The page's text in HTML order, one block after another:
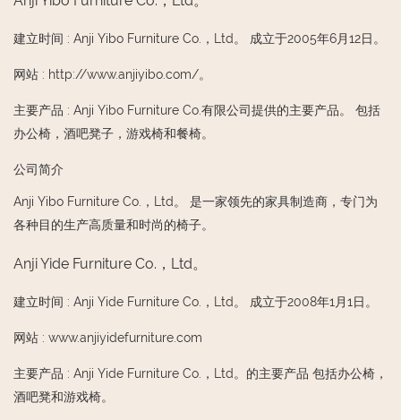
建立时间 : Anji Yibo Furniture Co.，Ltd。 成立于2005年6月12日。
网站 : http://www.anjiyibo.com/。
主要产品 : Anji Yibo Furniture Co.有限公司提供的主要产品。 包括
办公椅，酒吧凳子，游戏椅和餐椅。
公司简介
Anji Yibo Furniture Co.，Ltd。 是一家领先的家具制造商，专门为
各种目的生产高质量和时尚的椅子。
Anji Yide Furniture Co.，Ltd。
建立时间 : Anji Yide Furniture Co.，Ltd。 成立于2008年1月1日。
网站 : www.anjiyidefurniture.com
主要产品 : Anji Yide Furniture Co.，Ltd。的主要产品 包括办公椅，
酒吧凳和游戏椅。